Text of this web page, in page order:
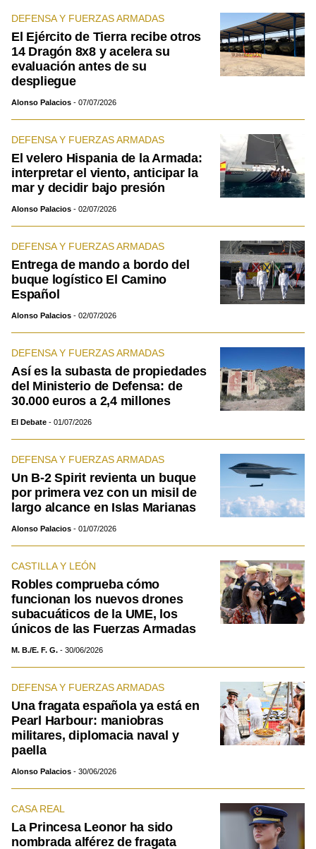
DEFENSA Y FUERZAS ARMADAS
El Ejército de Tierra recibe otros
14 Dragón 8x8 y acelera su
evaluación antes de su
despliegue
Alonso Palacios 07/07/2026
DEFENSA Y FUERZAS ARMADAS
El velero Hispania de la Armada:
interpretar el viento, anticipar la
mar y decidir bajo presión
Alonso Palacios 02/07/2026
DEFENSA Y FUERZAS ARMADAS
Entrega de mando a bordo del
buque logístico El Camino
Español
Alonso Palacios 02/07/2026
DEFENSA Y FUERZAS ARMADAS
Así es la subasta de propiedades
del Ministerio de Defensa: de
30.000 euros a 2,4 millones
El Debate 01/07/2026
DEFENSA Y FUERZAS ARMADAS
Un B-2 Spirit revienta un buque
por primera vez con un misil de
largo alcance en Islas Marianas
Alonso Palacios 01/07/2026
CASTILLA Y LEÓN
Robles comprueba cómo
funcionan los nuevos drones
subacuáticos de la UME, los
únicos de las Fuerzas Armadas
M. B./E. F. G. 30/06/2026
DEFENSA Y FUERZAS ARMADAS
Una fragata española ya está en
Pearl Harbour: maniobras
militares, diplomacia naval y
paella
Alonso Palacios 30/06/2026
CASA REAL
La Princesa Leonor ha sido
nombrada alférez de fragata